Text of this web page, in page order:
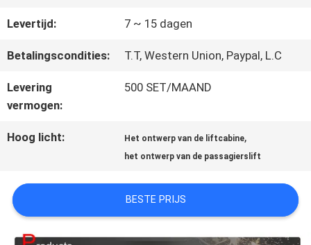
ONS
NIEUWS
GEVALLEN
PRIVACY
Levertijd: 7 ~ 15 dagen
Betalingscondities: T.T, Western Union, Paypal, L.C
Levering
vermogen:
500 SET/MAAND
Hoog licht: Het ontwerp van de liftcabine,
het ontwerp van de passagierslift
BESTE PRIJS